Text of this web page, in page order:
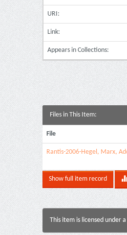
URI:
Link:
Appears in Collections:
Files in This Item:
File
Rantis-2006-Hegel, Marx,
Show full item record
This item is licensed under a